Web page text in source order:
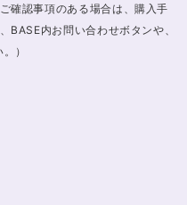
確認事項のある場合は、購入手
BASE内お問い合わせボタンや、
）